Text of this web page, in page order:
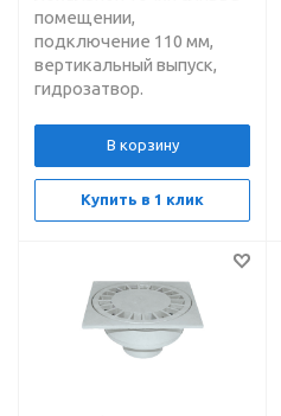
помещении,
подключение 110 мм,
вертикальный выпуск,
гидрозатвор.
В корзину
Купить в 1 клик